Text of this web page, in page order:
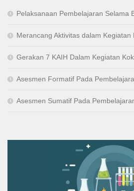
Pelaksanaan Pembelajaran Selama
Merancang Aktivitas dalam Kegiatan
Gerakan 7 KAIH Dalam Kegiatan
Asesmen Formatif Pada
Asesmen Sumatif Pada